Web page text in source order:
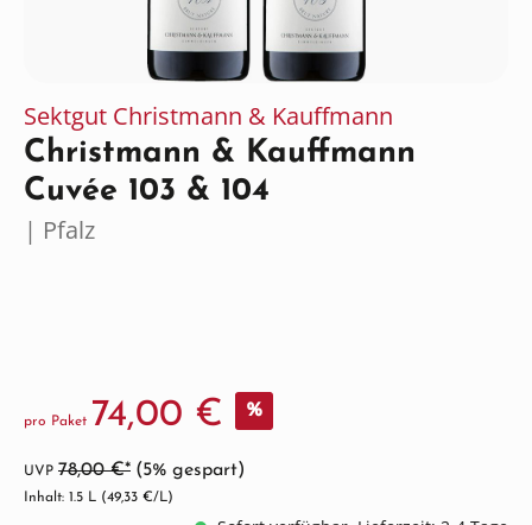
Sektgut Christmann & Kauffmann
Christmann & Kauffmann
Cuvée 103 & 104
| Pfalz
pro Paket 74,00 € %
UVP 78,00 €* (5% gespart)
Inhalt: 1.5 L (49,33 €/L)